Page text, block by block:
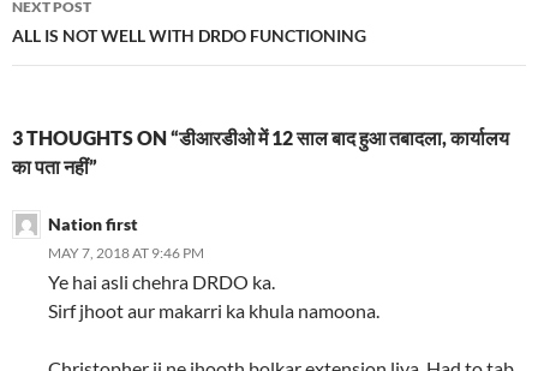
NEXT POST
ALL IS NOT WELL WITH DRDO FUNCTIONING
3 THOUGHTS ON “डीआरडीओ में 12 साल बाद हुआ तबादला, कार्यालय
का पता नहीं”
Nation first
MAY 7, 2018 AT 9:46 PM
Ye hai asli chehra DRDO ka.
Sirf jhoot aur makarri ka khula namoona.